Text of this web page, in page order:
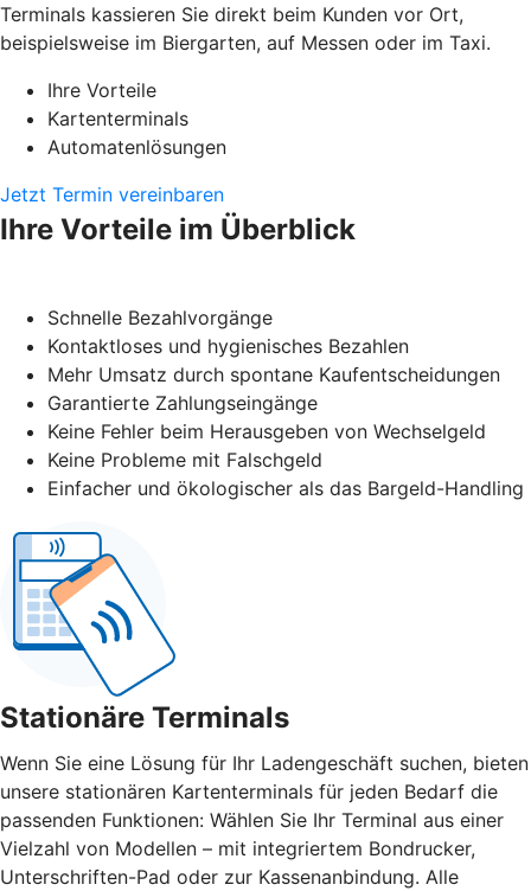
Terminals kassieren Sie direkt beim Kunden vor Ort,
beispielsweise im Biergarten, auf Messen oder im Taxi.
Ihre Vorteile
Kartenterminals
Automatenlösungen
Jetzt Termin vereinbaren
Ihre Vorteile im Überblick
Schnelle Bezahlvorgänge
Kontaktloses und hygienisches Bezahlen
Mehr Umsatz durch spontane Kaufentscheidungen
Garantierte Zahlungseingänge
Keine Fehler beim Herausgeben von Wechselgeld
Keine Probleme mit Falschgeld
Einfacher und ökologischer als das Bargeld-Handling
Stationäre Terminals
Wenn Sie eine Lösung für Ihr Ladengeschäft suchen, bieten
unsere stationären Kartenterminals für jeden Bedarf die
passenden Funktionen: Wählen Sie Ihr Terminal aus einer
Vielzahl von Modellen – mit integriertem Bondrucker,
Unterschriften-Pad oder zur Kassenanbindung. Alle